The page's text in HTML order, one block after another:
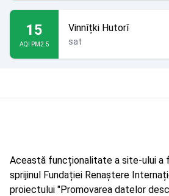
15
AQI PM2.5
Vinnîțki Hutorî
sat
Această funcționalitate a site-ului a
sprijinul Fundației Renaștere
proiectului "Promovarea datelor